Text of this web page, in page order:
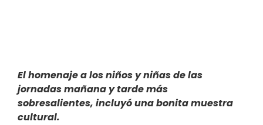
El homenaje a los niños y niñas de las
jornadas mañana y tarde más
sobresalientes, incluyó una bonita muestra
cultural.